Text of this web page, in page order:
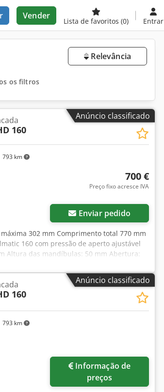
Vender
Lista de favoritos (0) Entrar
Relevância
os filtros
Anúncio classificado
km
160
700 €
Preço fixo acresce IVA
Enviar pedido
302 mm Comprimento total 770 mm
160 com pressão de aperto ajustável
Altura das mandíbulas: 50 mm Abertura:
Anúncio classificado
km
160
preços